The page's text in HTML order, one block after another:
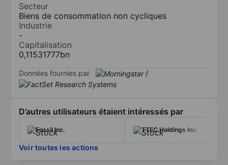
Secteur
Biens de consommation non cycliques
Industrie
-
Capitalisation
0,11531777bn
Données fournies par /
D’autres utilisateurs étaient intéressés par
Fossil Inc. TTEC Holdings Inc.
Voir toutes les actions